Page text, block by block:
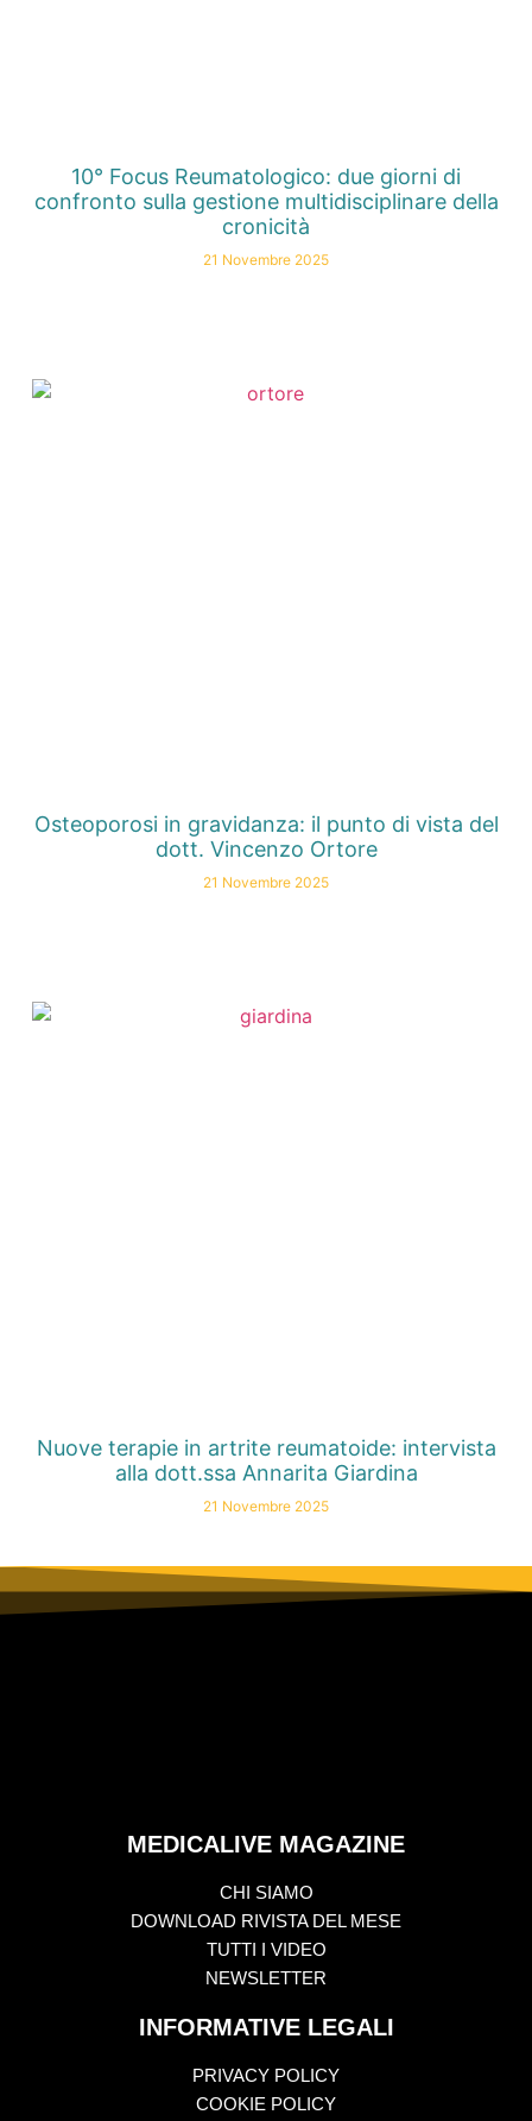
10° Focus Reumatologico: due giorni di
confronto sulla gestione multidisciplinare della
cronicità
21 Novembre 2025
Osteoporosi in gravidanza: il punto di vista del
dott. Vincenzo Ortore
21 Novembre 2025
Nuove terapie in artrite reumatoide: intervista
alla dott.ssa Annarita Giardina
21 Novembre 2025
MEDICALIVE MAGAZINE
CHI SIAMO
DOWNLOAD RIVISTA DEL MESE
TUTTI I VIDEO
NEWSLETTER
INFORMATIVE LEGALI
PRIVACY POLICY
COOKIE POLICY